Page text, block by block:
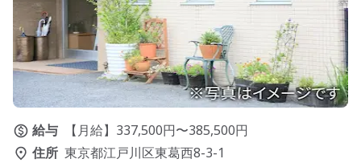
給与
【月給】337,500円〜385,500円
住所 東京都江戸川区東葛西8-3-1